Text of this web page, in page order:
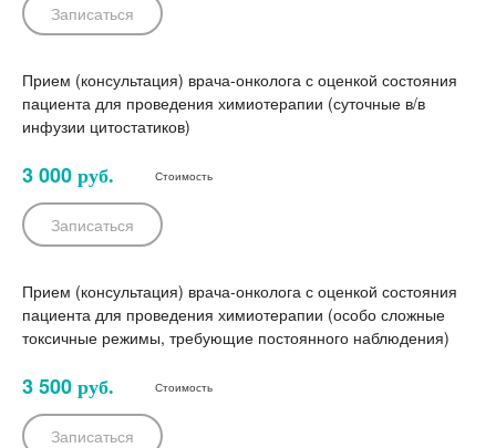
Записаться
Прием (консультация) врача-онколога с оценкой состояния
пациента для проведения химиотерапии (суточные в/в
инфузии цитостатиков)
3 000 руб. Стоимость
Записаться
Прием (консультация) врача-онколога с оценкой состояния
пациента для проведения химиотерапии (особо сложные
токсичные режимы, требующие постоянного наблюдения)
3 500 руб. Стоимость
Записаться